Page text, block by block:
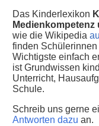
Das Kinderlexikon
wie die Wikipedia
finden
Wichtigste einfach
ist Grundwissen
Unterricht,
Schule.
Schreib uns gerne
Antworten dazu an.